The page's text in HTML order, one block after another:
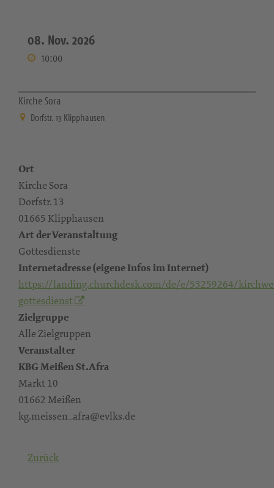
08. Nov. 2026
10:00
Kirche Sora
Dorfstr. 13 Klipphausen
Ort
Kirche Sora
Dorfstr. 13
01665 Klipphausen
Art der Veranstaltung
Gottesdienste
Internetadresse (eigene Infos im Internet)
https://landing.churchdesk.com/de/e/53259264/
gottesdienst
Zielgruppe
Alle Zielgruppen
Veranstalter
KBG Meißen St.Afra
Markt 10
01662 Meißen
kg.meissen_afra@evlks.de
Zurück